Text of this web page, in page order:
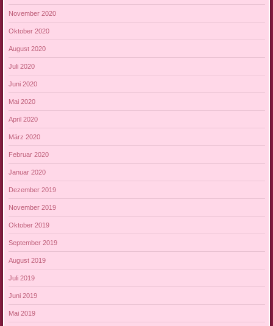
November 2020
Oktober 2020
August 2020
Juli 2020
Juni 2020
Mai 2020
April 2020
März 2020
Februar 2020
Januar 2020
Dezember 2019
November 2019
Oktober 2019
September 2019
August 2019
Juli 2019
Juni 2019
Mai 2019